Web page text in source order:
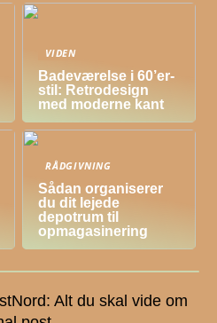
VIDEN
Badeværelse i 60’er-
stil: Retrodesign
med moderne kant
RÅDGIVNING
Sådan organiserer
du dit lejede
depotrum til
opmagasinering
Alt du skal vide om